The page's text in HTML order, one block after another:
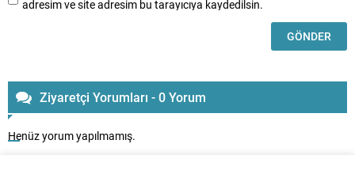
adresim ve site adresim bu tarayıcıya kaydedilsin.
Ziyaretçi Yorumları - 0 Yorum
Henüz yorum yapılmamış.